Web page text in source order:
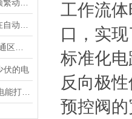
伏的电
工作流
口，实
标准化
反向极
预控阀